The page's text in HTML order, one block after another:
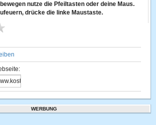
nutze die Pfeiltasten oder deine Maus.
drücke die linke Maustaste.
WERBUNG